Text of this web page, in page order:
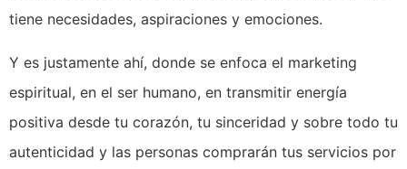
tiene necesidades, aspiraciones y emociones.
Y es justamente ahí, donde se enfoca el marketing
espiritual, en el ser humano, en transmitir energía
positiva desde tu corazón, tu sinceridad y sobre todo tu
autenticidad y las personas comprarán tus servicios por